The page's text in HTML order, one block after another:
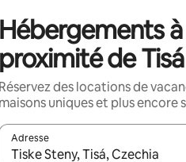
Hébergements à
proximité de Tisá
Réservez des locations de
maisons uniques et plus encore
Adresse
Lorsque les résultats s'affichent,